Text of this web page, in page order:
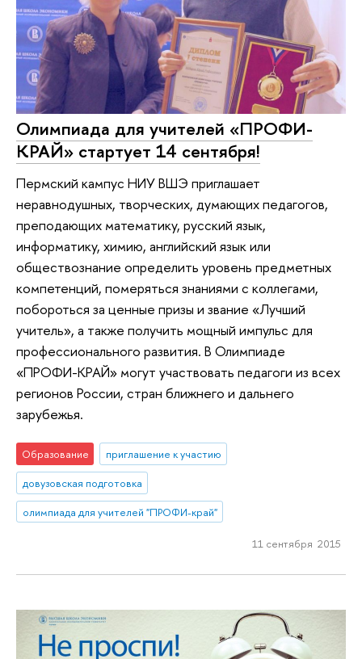
Олимпиада для учителей «ПРОФИ-
КРАЙ» стартует 14 сентября!
Пермский кампус НИУ ВШЭ приглашает
неравнодушных, творческих, думающих педагогов,
преподающих математику, русский язык,
информатику, химию, английский язык или
обществознание определить уровень предметных
компетенций, померяться знаниями с коллегами,
побороться за ценные призы и звание «Лучший
учитель», а также получить мощный импульс для
профессионального развития. В Олимпиаде
«ПРОФИ-КРАЙ» могут участвовать педагоги из всех
регионов России, стран ближнего и дальнего
зарубежья.
Образование
приглашение к участию
довузовская подготовка
олимпиада для учителей "ПРОФИ-край"
11 сентября 2015